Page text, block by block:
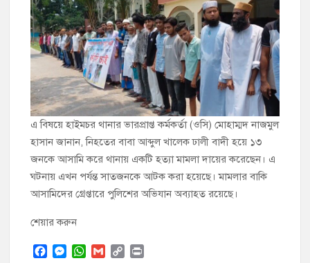
এ বিষয়ে হাইমচর থানার ভারপ্রাপ্ত কর্মকর্তা (ওসি) মোহাম্মদ নাজমুল
হাসান জানান, নিহতের বাবা আব্দুল খালেক ঢালী বাদী হয়ে ১৩
জনকে আসামি করে থানায় একটি হত্যা মামলা দায়ের করেছেন। এ
ঘটনায় এখন পর্যন্ত সাতজনকে আটক করা হয়েছে। মামলার বাকি
আসামিদের গ্রেপ্তারে পুলিশের অভিযান অব্যাহত রয়েছে।
শেয়ার করুন